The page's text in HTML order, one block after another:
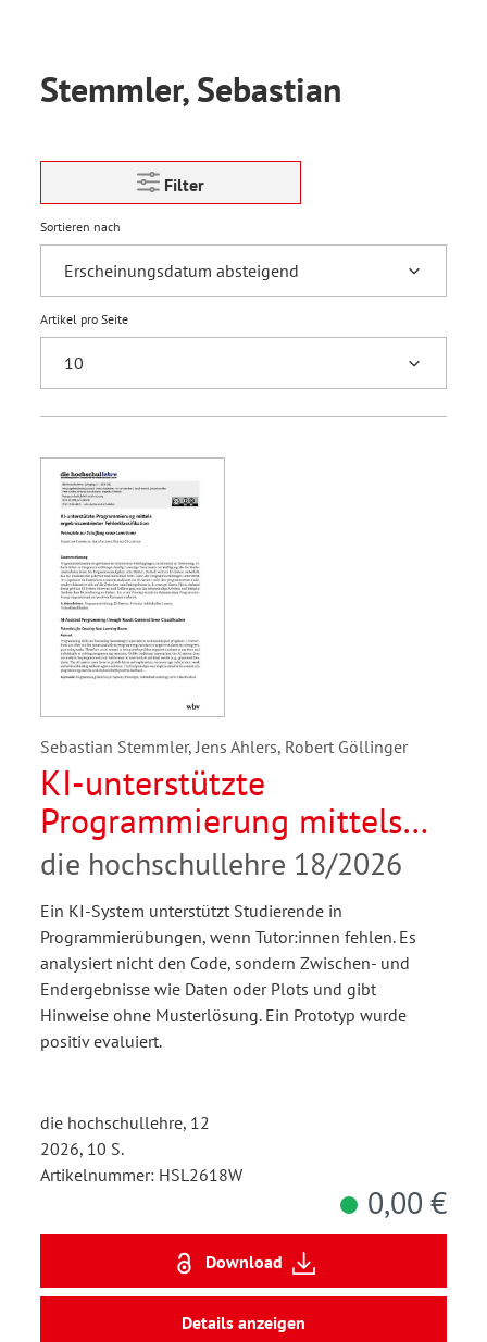
Stemmler, Sebastian
Filter
Sortieren nach
Artikel pro Seite
Sebastian Stemmler, Jens Ahlers, Robert Göllinger
KI-unterstützte
Programmierung mittels
ergebniszentrierter
Fehlerklassifikation.
Potenziale zur Schaffung
neuer Lernräume
die hochschullehre 18/2026
Ein KI-System unterstützt Studierende in
Programmierübungen, wenn Tutor:innen fehlen. Es
analysiert nicht den Code, sondern Zwischen- und
Endergebnisse wie Daten oder Plots und gibt
Hinweise ohne Musterlösung. Ein Prototyp wurde
positiv evaluiert.
die hochschullehre, 12
2026, 10 S.
Artikelnummer: HSL2618W
0,00 €
Download
Details anzeigen